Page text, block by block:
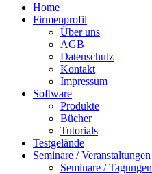
Home
Firmenprofil
Über uns
AGB
Datenschutz
Kontakt
Impressum
Software
Produkte
Bücher
Tutorials
Testgelände
Seminare / Veranstaltungen
Seminare / Tagungen